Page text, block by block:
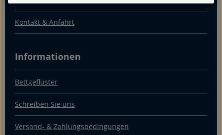
Kontakt & Anfahrt
Informationen
Bettgeflüster
Schreiben Sie uns
Versand- & Zahlungsbedingungen